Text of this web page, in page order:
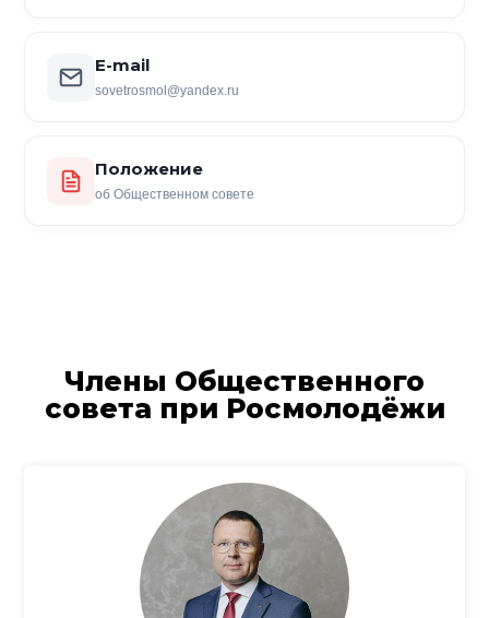
E-mail
sovetrosmol@yandex.ru
Положение
об Общественном совете
Члены Общественного
совета при Росмолодёжи